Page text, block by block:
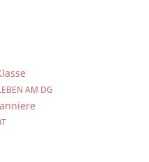
AM DG der 10d